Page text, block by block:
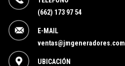
(662) 173 97 54
E-MAIL
ventas@jmgeneradores.com
UBICACIÓN